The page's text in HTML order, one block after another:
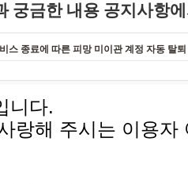
궁금한 내용 공지사항
스 종료에 따른 피망 미이관 계정 자동 탈
니다.
랑해 주시는 이용자